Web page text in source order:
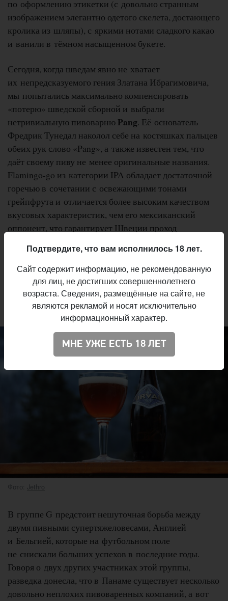
по оформлению этикетки (с довольно странным
изображением элегантно одетого скелета, достающего
кролика из шляпы), с яркими нотами сладкого какао
и ванили в тёмном насыщенном букете.
Сегодня, когда шведам явно не хватает
их непредсказуемого гения Златана Ибрагимовича,
мы попытались максимально компенсировать
«потерю» шведской сборной и выбрали
нетривиальную пивоварню Pang. Её основатель
Фредрик Тунедал наколол себе на костяшках пальцев
обеих рук слово «Pang», а также известен тем, что
даёт своему пиву не менее оригинальные названия.
Flamingo-go из категории IPA обладает достаточной
горечью в сочетании с освежающими тонами
грейпфрута и отличается более высоким качеством
вкусовых характеристик, чем его мексиканский
оппонент, что гарантирует Швеции проход
Группа G
Англия, Бельгия, Панама, Тунис
Фото: Jethro
В группе G предстоит нешуточная борьба между
двумя пивными супертяжеловесами, Англией
и Бельгией, которые на футбольном поле
не снискали больших успехов в последние годы.
Говоря о двух других участниках этой группы,
разведка донесла, что в Панаме существует несколько
довольно неплохих пивоваренных компаний, а вот
Подтвердите, что вам исполнилось 18 лет.
Сайт содержит информацию, не рекомендованную
для лиц, не достигших совершеннолетнего
возраста. Сведения, размещённые на сайте, не
являются рекламой и носят исключительно
информационный характер.
МНЕ УЖЕ ЕСТЬ 18 ЛЕТ